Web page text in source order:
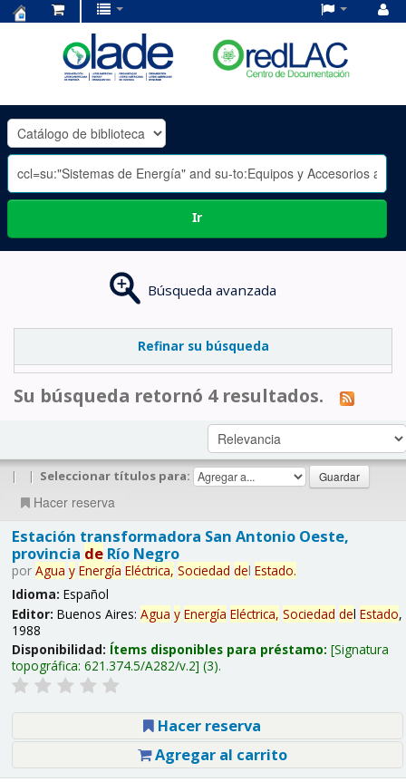
OLADE
-
Ir
Búsqueda avanzada
Refinar su búsqueda
Su búsqueda retornó 4 resultados.
| | Seleccionar títulos para:
Hacer reserva
Estación transformadora San Antonio Oeste,
provincia deRío Negro
por Agua y Energía Eléctrica, Sociedad del Estado.
Idioma: Español
Editor: Buenos Aires: Agua y Energía Eléctrica, Sociedad del Estado,
1988
Disponibilidad: Ítems disponibles para préstamo: Signatura
topográfica: 621.374.5/A282/v.2 (3).
Hacer reserva
Agregar al carrito